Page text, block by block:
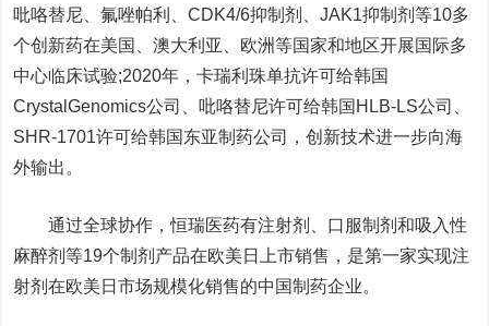
吡咯替尼、氟唑帕利、CDK4/6抑制剂、JAK1抑制剂等10多
个创新药在美国、澳大利亚、欧洲等国家和地区开展国际多
中心临床试验;2020年，卡瑞利珠单抗许可给韩国
CrystalGenomics公司、吡咯替尼许可给韩国HLB-LS公司、
SHR-1701许可给韩国东亚制药公司，创新技术进一步向海
外输出。
通过全球协作，恒瑞医药有注射剂、口服制剂和吸入性
麻醉剂等19个制剂产品在欧美日上市销售，是第一家实现注
射剂在欧美日市场规模化销售的中国制药企业。